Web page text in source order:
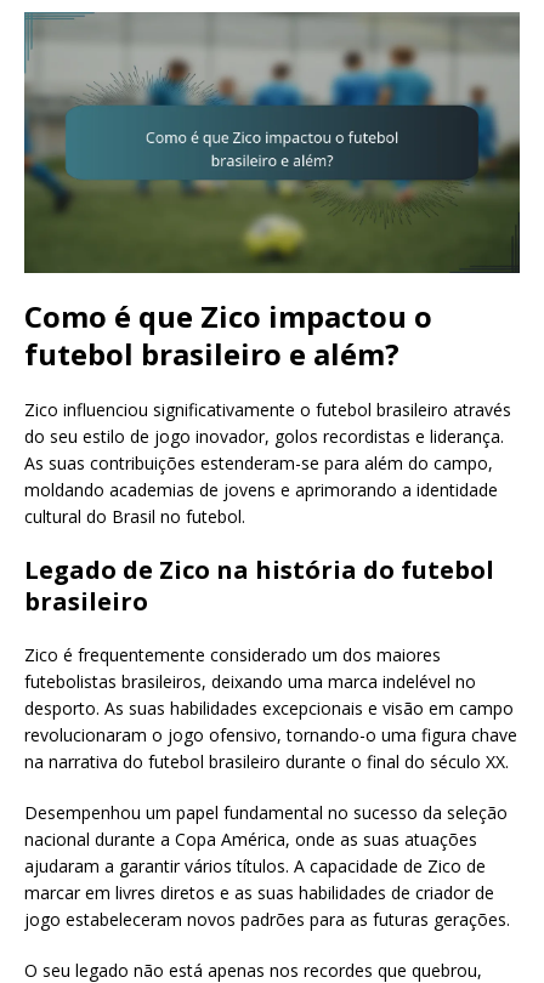
Como é que Zico impactou o
futebol brasileiro e além?
Zico influenciou significativamente o futebol brasileiro através
do seu estilo de jogo inovador, golos recordistas e liderança.
As suas contribuições estenderam-se para além do campo,
moldando academias de jovens e aprimorando a identidade
cultural do Brasil no futebol.
Legado de Zico na história do futebol
brasileiro
Zico é frequentemente considerado um dos maiores
futebolistas brasileiros, deixando uma marca indelével no
desporto. As suas habilidades excepcionais e visão em campo
revolucionaram o jogo ofensivo, tornando-o uma figura chave
na narrativa do futebol brasileiro durante o final do século XX.
Desempenhou um papel fundamental no sucesso da seleção
nacional durante a Copa América, onde as suas atuações
ajudaram a garantir vários títulos. A capacidade de Zico de
marcar em livres diretos e as suas habilidades de criador de
jogo estabeleceram novos padrões para as futuras gerações.
O seu legado não está apenas nos recordes que quebrou,